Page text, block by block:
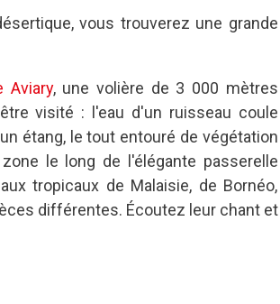
vous trouverez une grande
Aviary, une volière de 3 000 mètres
visité : l'eau d'un ruisseau coule
étang, le tout entouré de végétation
le long de l'élégante passerelle
tropicaux de Malaisie, de Bornéo,
différentes. Écoutez leur chant et